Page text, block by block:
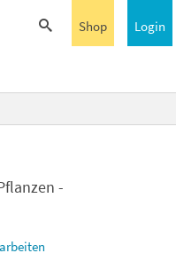
Login
Shop
-